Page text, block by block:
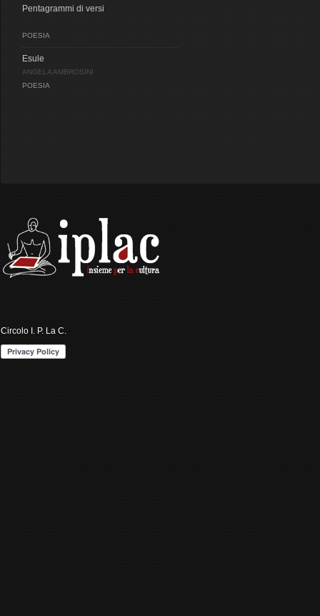
Pentagrammi di versi
POESIA
Esule
ANGELA AMBROSINI
POESIA
Circolo I. P. La C.